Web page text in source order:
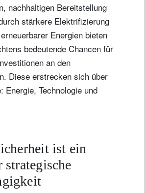
nachhaltigen Bereitstellung
stärkere Elektrifizierung
Energien bieten
bedeutende Chancen für
an den
Diese erstrecken sich über
Energie, Technologie und
ist ein